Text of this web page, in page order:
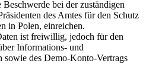
bei der zuständigen
des Amtes für den Schutz
in Polen, einreichen.
ist freiwillig, jedoch für den
Informations- und
sowie des Demo-Konto-Vertrags